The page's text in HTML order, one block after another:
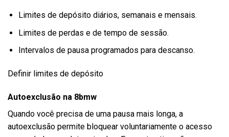
Limites de depósito diários, semanais e mensais.
Limites de perdas e de tempo de sessão.
Intervalos de pausa programados para descanso.
Definir limites de depósito
Autoexclusão na 8bmw
Quando você precisa de uma pausa mais longa, a
autoexclusão permite bloquear voluntariamente o acesso